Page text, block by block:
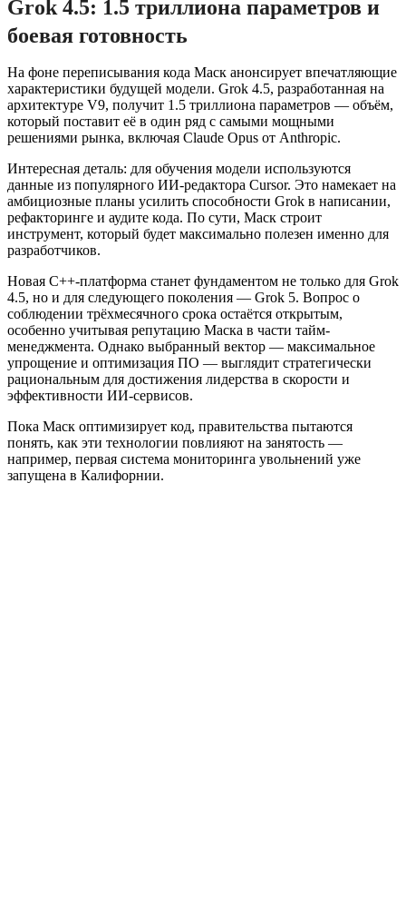
Grok 4.5: 1.5 триллиона параметров и
боевая готовность
На фоне переписывания кода Маск анонсирует впечатляющие
характеристики будущей модели. Grok 4.5, разработанная на
архитектуре V9, получит 1.5 триллиона параметров — объём,
который поставит её в один ряд с самыми мощными
решениями рынка, включая Claude Opus от Anthropic.
Интересная деталь: для обучения модели используются
данные из популярного ИИ-редактора Cursor. Это намекает на
амбициозные планы усилить способности Grok в написании,
рефакторинге и аудите кода. По сути, Маск строит
инструмент, который будет максимально полезен именно для
разработчиков.
Новая C++-платформа станет фундаментом не только для Grok
4.5, но и для следующего поколения — Grok 5. Вопрос о
соблюдении трёхмесячного срока остаётся открытым,
особенно учитывая репутацию Маска в части тайм-
менеджмента. Однако выбранный вектор — максимальное
упрощение и оптимизация ПО — выглядит стратегически
рациональным для достижения лидерства в скорости и
эффективности ИИ-сервисов.
Пока Маск оптимизирует код, правительства пытаются
понять, как эти технологии повлияют на занятость —
например, первая система мониторинга увольнений уже
запущена в Калифорнии.